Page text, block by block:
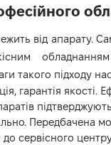
від апарату.
такого підходу
гарантія якості.
Передбачена
сервісного